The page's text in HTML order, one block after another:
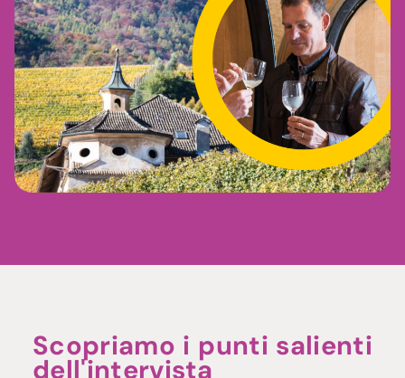
Richiedi demo
Vedi piani
Luglio 20, 2023 Giulia Scatto
Scopriamo i punti salienti
dell'intervista